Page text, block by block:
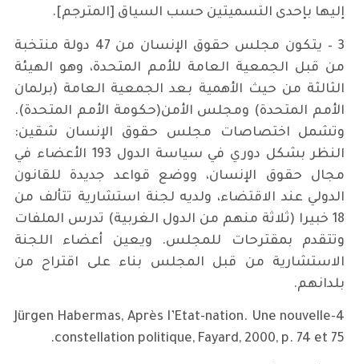
إليها بإحدى التسميتين حسب السياق [المترجم].
3 – يتكون مجلس حقوق الإنسان من 47 دولة منتخبة
من قبل الجمعية العامة للأمم المتحدة، وهو الهيئة
الثالثة من حيث الأهمية بعد الجمعية العامة (برلمان
الأمم المتحدة) ومجلس الأمن(حكومة الأمم المتحدة).
وتشمل اختصاصات مجلس حقوق الإنسان شقين:
النظر بشكل دوري في سياسة الدول 193 الأعضاء في
مجال حقوق الإنسان، ووضع قواعد جديدة للقانون
الدولي عند الاقتضاء، ولديه لجنة استشارية تتألف من
18 خبيرا (ثلاثة منهم من الدول الغربية) تدرس الملفات
وتتقدم بمقترحات للمجلس. ويعين أعضاء اللجنة
الاستشارية من قبل المجلس بناء على اقتراح من
بلدانهم.
4-Jürgen Habermas, Après l’Etat-nation. Une nouvelle
constellation politique, Fayard, 2000, p. 74 et 75.